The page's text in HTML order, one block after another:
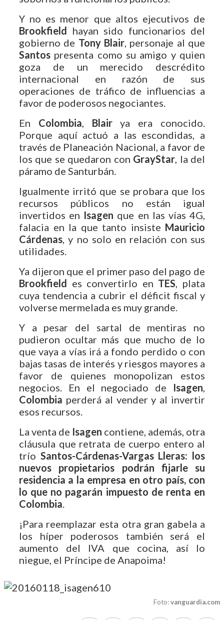
Y no es menor que altos ejecutivos de
Brookfield hayan sido funcionarios del
gobierno de Tony Blair , personaje al que
Santos presenta como su amigo y quien
goza de un merecido descrédito
internacional en razón de sus
operaciones de tráfico de influencias a
favor de poderosos negociantes.
En Colombia Blairya era conocido.
Porque aquí actuó a las escondidas, a
través de Planeación Nacional, a favor de
los que se quedaron con GrayStar , la del
páramo de Santurbán.
Igualmente irritó que se probara que los
recursos públicos no están igual
invertidos en Isagen que en las vías 4G,
falacia en la que tanto insiste Mauricio
Cárdenas , y no solo en relación con sus
utilidades.
Ya dijeron que el primer paso del pago de
Brookfield es convertirlo en TES , plata
cuya tendencia a cubrir el déficit fiscal y
volverse mermelada es muy grande.
Y a pesar del sartal de mentiras no
pudieron ocultar más que mucho de lo
que vaya a vías irá a fondo perdido o con
bajas tasas de interés y riesgos mayores a
favor de quienes monopolizan estos
negocios. En el negociado de Isagen
Colombia perderá al vender y al invertir
esos recursos.
La venta de Isagen contiene, además, otra
cláusula que retrata de cuerpo entero al
trío Santos-Cárdenas-Vargas Lleras: los
nuevos propietarios podrán fijarle su
residencia a la empresa en otro país, con
lo que no pagarán impuesto de renta en
Colombia
¡Para reemplazar esta otra gran gabela a
los híper poderosos también será el
aumento del IVA que cocina, así lo
niegue, el Príncipe de Anapoima!
Foto:vanguardia.com